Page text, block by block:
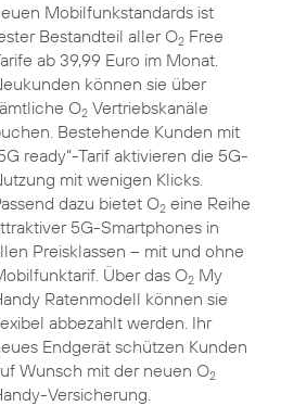
Mobilfunkstandards ist
Bestandteil aller O2Free
ab 39,99 Euro im Monat.
können sie über
O2Vertriebskanäle
Bestehende Kunden mit
ready“-Tarif aktivieren die 5G-
mit wenigen Klicks.
dazu bietet O2eine Reihe
5G-Smartphones in
Preisklassen – mit und ohne
Über das O2My
Ratenmodell können sie
abbezahlt werden. Ihr
Endgerät schützen Kunden
Wunsch mit der neuen O2
Versicherung.